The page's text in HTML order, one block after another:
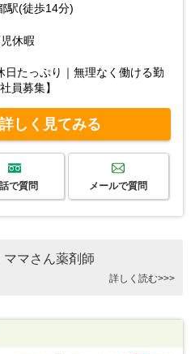
駅(徒歩14分)
休暇
たっぷり｜無理なく働ける勤
員募集】
しく見てみる
で質問 メールで質問
マさん薬剤師
詳しく読む>>>